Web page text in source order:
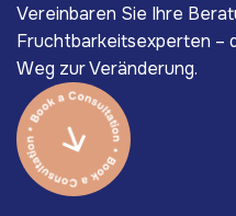
Vereinbaren Sie Ihre
Fruchtbarkeitsexperten –
Weg zur Veränderung.